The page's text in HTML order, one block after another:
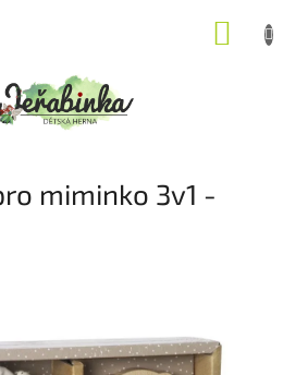
miminko 3v1 -